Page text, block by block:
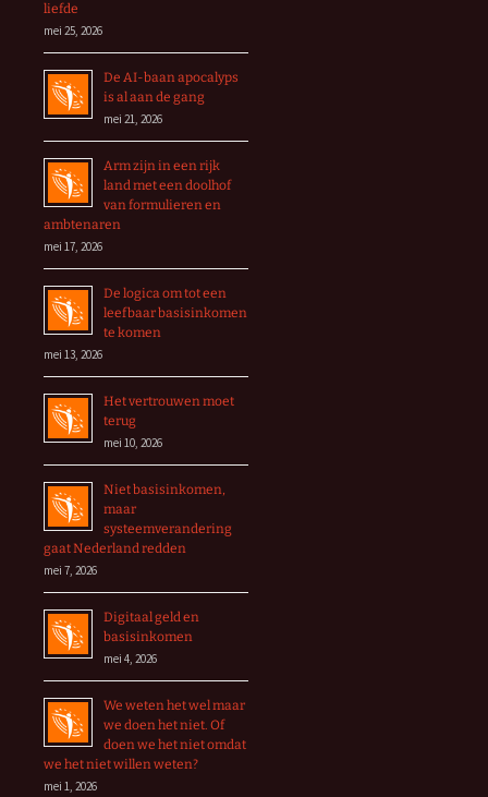
liefde
mei 25, 2026
De AI-baan apocalyps
is al aan de gang
mei 21, 2026
Arm zijn in een rijk
land met een doolhof
van formulieren en
ambtenaren
mei 17, 2026
De logica om tot een
leefbaar basisinkomen
te komen
mei 13, 2026
Het vertrouwen moet
terug
mei 10, 2026
Niet basisinkomen,
maar
systeemverandering
gaat Nederland redden
mei 7, 2026
Digitaal geld en
basisinkomen
mei 4, 2026
We weten het wel maar
we doen het niet. Of
doen we het niet omdat
we het niet willen weten?
mei 1, 2026